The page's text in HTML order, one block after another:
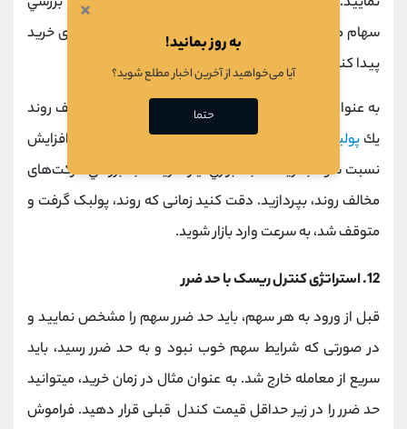
سهام مختلف ببينيد که آيا مي‌توانيد الگوي مشخصي برای خرید
پيدا كنيد یا خیر.
به عنوان مثال می توانیم منتظر بمانيم تا در جهت مخالف روند
يك پولبك
پيدا كنيم. البته براي يافتن كاهش ريسك و يا افزايش
نسبت سود به ريسك، به ابزاري نياز داريد تا به بررسي حركت‌های
مخالف روند، بپردازید. دقت کنید زمانی که روند، پولبک گرفت و
متوقف شد، به سرعت وارد بازار شوید.
12. استراتژی کنترل ریسک با حد ضرر
قبل از ورود به هر سهم، باید حد ضرر سهم را مشخص نمایید و
در صورتی که شرایط سهم خوب نبود و به حد ضرر رسید، باید
سریع از معامله خارج شد. به عنوان مثال در زمان خرید، میتوانید
حد ضرر را در زیر حداقل قیمت کندل قبلی قرار دهید. فراموش
×
به روز بمانید!
آیا می‌خواهید از آخرین اخبار مطلع شوید؟
حتما